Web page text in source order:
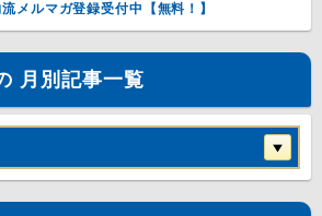
メルマガ登録受付中【無料！】
月別記事一覧